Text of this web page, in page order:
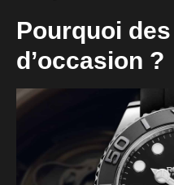
Pourquoi
d’occasion ?